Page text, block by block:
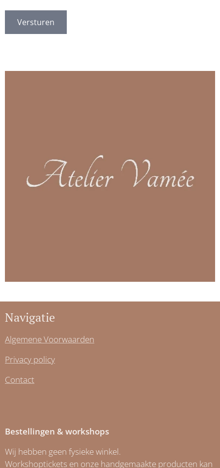
Versturen
Navigatie
Algemene Voorwaarden
Privacy policy
Contact
Bestellingen & workshops
Wij hebben geen fysieke winkel.
Workshoptickets en onze handgemaakte producten kan